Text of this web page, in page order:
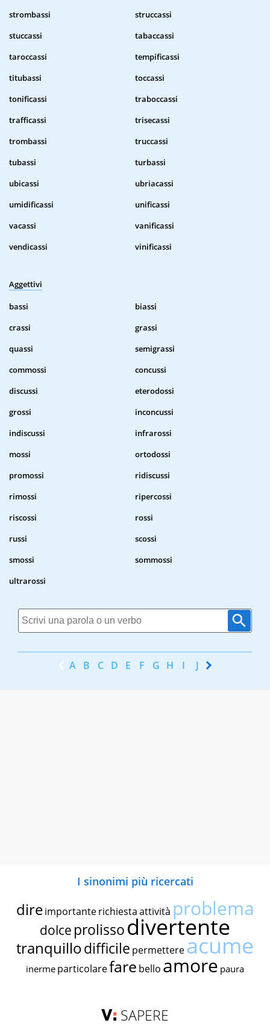
strombassi
struccassi
stuccassi
tabaccassi
taroccassi
tempificassi
titubassi
toccassi
tonificassi
traboccassi
trafficassi
trisecassi
trombassi
truccassi
tubassi
turbassi
ubicassi
ubriacassi
umidificassi
unificassi
vacassi
vanificassi
vendicassi
vinificassi
Aggettivi
bassi
biassi
crassi
grassi
quassi
semigrassi
commossi
concussi
discussi
eterodossi
grossi
inconcussi
indiscussi
infrarossi
mossi
ortodossi
promossi
ridiscussi
rimossi
ripercossi
riscossi
rossi
russi
scossi
smossi
sommossi
ultrarossi
A B C D E F G H I J K
I sinonimi più ricercati
dire importante richiestaattività problema
dolce prolissodivertente
tranquillodifficile permettereacume
inerme particolarefare bello amore paura
SAPERE